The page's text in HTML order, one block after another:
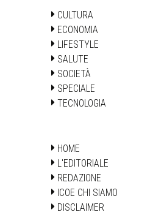
CULTURA
ECONOMIA
LIFESTYLE
SALUTE
SOCIETÀ
SPECIALE
TECNOLOGIA
HOME
L'EDITORIALE
REDAZIONE
ICOE CHI SIAMO
DISCLAIMER